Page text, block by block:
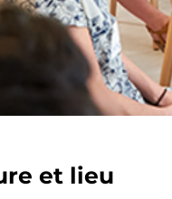
et lieu